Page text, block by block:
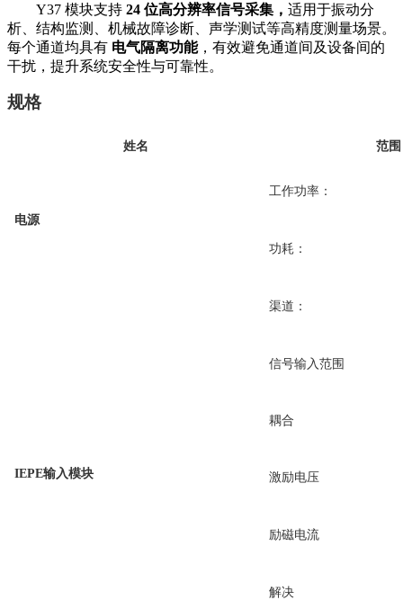
Y37 模块支持 24 位高分辨率信号采集， 适用于振动分
析、结构监测、机械故障诊断、声学测试等高精度测量场景。
每个通道均具有 电气隔离功能，有效避免通道间及设备间的
干扰，提升系统安全性与可靠性。
规格
姓名 范围
电源
工作功率：
功耗：
IEPE输入模块
渠道：
信号输入范围
耦合
激励电压
励磁电流
解决